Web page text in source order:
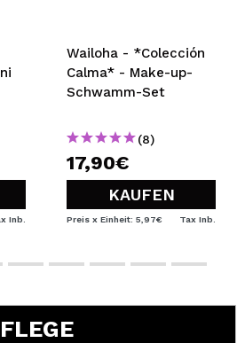
Inb.
Wailoha - *Colección
Calma* - Make-up-
Schwamm-Set
(8)
17,90€
KAUFEN
Preis x Einheit: 5,97€ Tax Inb.